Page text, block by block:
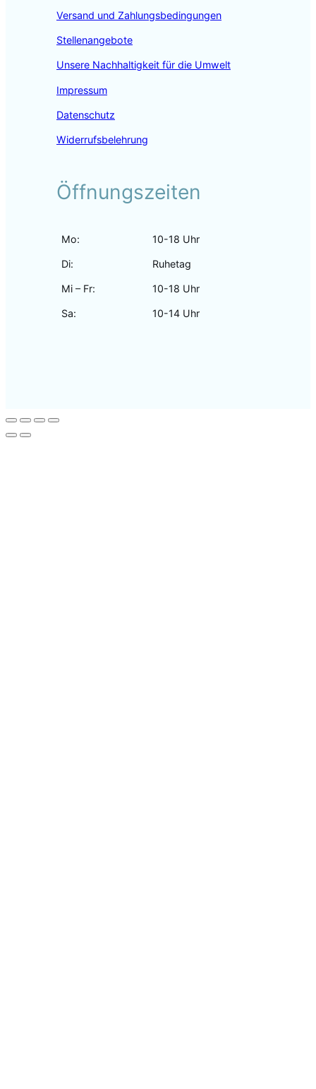
Versand und Zahlungsbedingungen
Stellenangebote
Unsere Nachhaltigkeit für die Umwelt
Impressum
Datenschutz
Widerrufsbelehrung
Öffnungszeiten
Mo: 10-18 Uhr
Di: Ruhetag
Mi – Fr: 10-18 Uhr
Sa: 10-14 Uhr